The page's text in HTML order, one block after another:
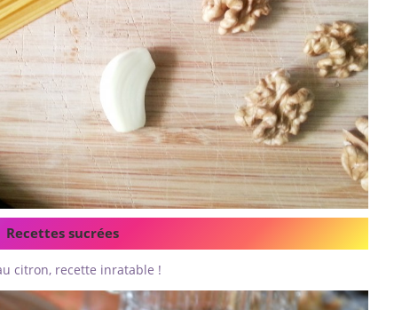
Recettes sucrées
citron, recette inratable !